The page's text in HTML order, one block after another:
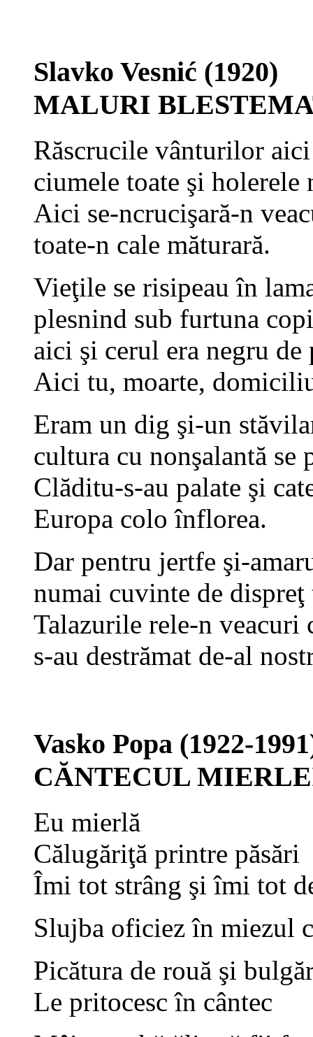
Slavko Vesnić (1920)
MALURI
Răscrucile vânturilor
ciumele toate şi holerele
Aici se-ncrucişară-n
toate-n cale măturară.
Vieţile se risipeau în
plesnind sub furtuna
aici şi cerul era negru
Aici tu, moarte,
Eram un dig şi-un
cultura cu nonşalantă se
Clăditu-s-au palate şi
Europa colo înflorea.
Dar pentru jertfe şi-
numai cuvinte de dispreţ
Talazurile rele-n veacuri
s-au destrămat de-al
Vasko Popa (1922-
CĂNTECUL MIERLE
Eu mierlă
Călugăriţă printre păsări
Îmi tot strâng şi îmi tot
Slujba oficiez în miezul
Picătura de rouă şi
Le pritocesc în cântec